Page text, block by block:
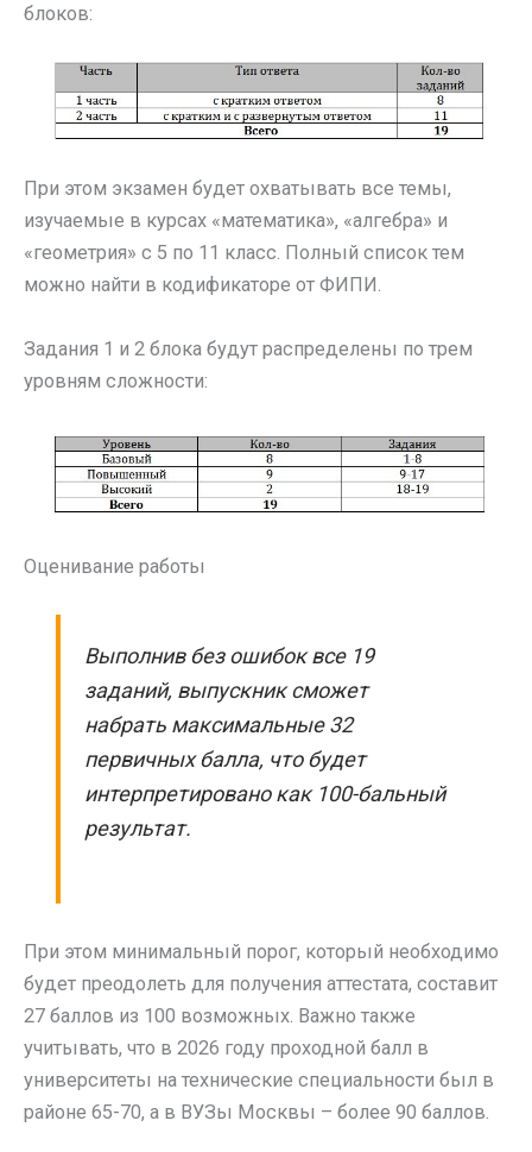
блоков:
При этом экзамен будет охватывать все темы,
изучаемые в курсах «математика», «алгебра» и
«геометрия» с 5 по 11 класс. Полный список тем
можно найти в кодификаторе от ФИПИ.
Задания 1 и 2 блока будут распределены по трем
уровням сложности:
Оценивание работы
Выполнив без ошибок все 19
заданий, выпускник сможет
набрать максимальные 32
первичных балла, что будет
интерпретировано как 100-бальный
результат.
При этом минимальный порог, который необходимо
будет преодолеть для получения аттестата, составит
27 баллов из 100 возможных. Важно также
учитывать, что в 2026 году проходной балл в
университеты на технические специальности был в
районе 65-70, а в ВУЗы Москвы – более 90 баллов.